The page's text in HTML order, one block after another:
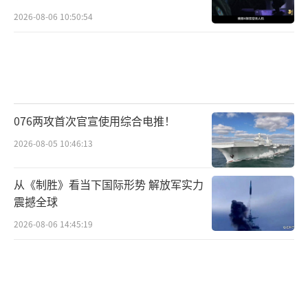
2026-08-06 10:50:54
076两攻首次官宣使用综合电推！
2026-08-05 10:46:13
从《制胜》看当下国际形势 解放军实力
震撼全球
2026-08-06 14:45:19